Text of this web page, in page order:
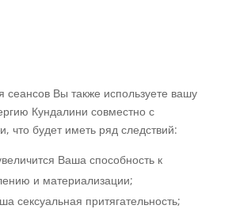
сеансов Вы также используете вашу
Кундалини совместно с
что будет иметь ряд следствий:
Ваша способность к
и материализации;
сексуальная притягательность;